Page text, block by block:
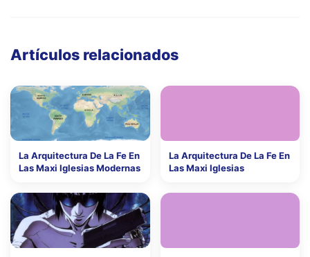
Artículos relacionados
La Arquitectura De La Fe En
Las Maxi Iglesias Modernas
La Arquitectura De La Fe En
Las Maxi Iglesias